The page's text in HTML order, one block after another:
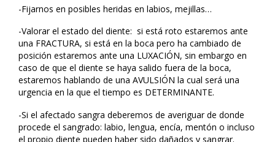
-Fijarnos en posibles heridas en labios, mejillas…
-Valorar el estado del diente: si está roto estaremos ante
una FRACTURA, si está en la boca pero ha cambiado de
posición estaremos ante una LUXACIÓN, sin embargo en
caso de que el diente se haya salido fuera de la boca,
estaremos hablando de una AVULSIÓN la cual será una
urgencia en la que el tiempo es DETERMINANTE.
-Si el afectado sangra deberemos de averiguar de donde
procede el sangrado: labio, lengua, encía, mentón o incluso
el propio diente pueden haber sido dañados y sangrar.